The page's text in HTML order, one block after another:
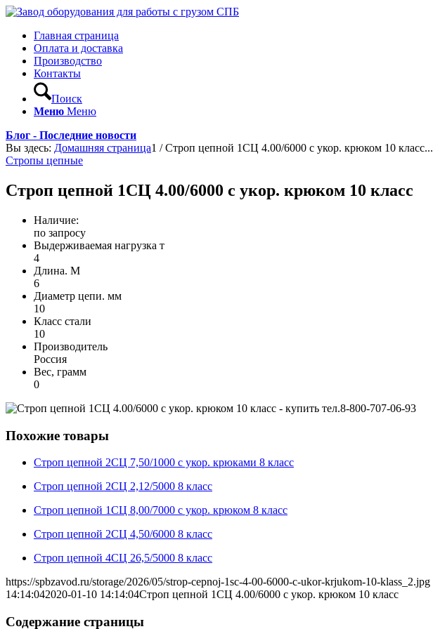
Главная страница
Оплата и доставка
Производство
Контакты
Поиск
Меню Меню
Блог - Последние новости
Вы здесь: Домашняя страница1 / Строп цепной 1СЦ 4.00/6000 c укор. крюком 10 класс...
Стропы цепные
Строп цепной 1СЦ 4.00/6000 c укор. крюком 10 класс
Наличие:
по запросу
Выдерживаемая нагрузка т
4
Длина. М
6
Диаметр цепи. мм
10
Класс стали
10
Производитель
Россия
Вес, грамм
0
Похожие товары
Строп цепной 2СЦ 7,50/1000 с укор. крюками 8 класс
Строп цепной 2СЦ 2,12/5000 8 класс
Строп цепной 1СЦ 8,00/7000 c укор. крюком 8 класс
Строп цепной 2СЦ 4,50/6000 8 класс
Строп цепной 4СЦ 26,5/5000 8 класс
https://spbzavod.ru/storage/2026/05/strop-cepnoj-1sc-4-00-6000-c-ukor-krjukom-10-klass_2.jpg
14:14:042020-01-10 14:14:04Строп цепной 1СЦ 4.00/6000 c укор. крюком 10 класс
Содержание страницы